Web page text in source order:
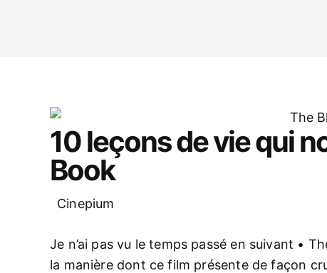
10 leçons de vie qui
Book
Cinepium
Je n’ai pas vu le temps passé en suivant •
la manière dont ce film présente de façon